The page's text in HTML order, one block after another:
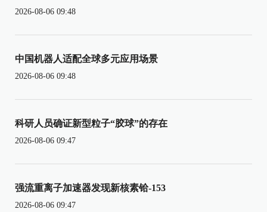
2026-08-06 09:48
中国机器人适配全球多元应用场景
2026-08-06 09:48
科研人员确证新型粒子“胶球”的存在
2026-08-06 09:47
强流重离子加速器发现新核素铪-153
2026-08-06 09:47